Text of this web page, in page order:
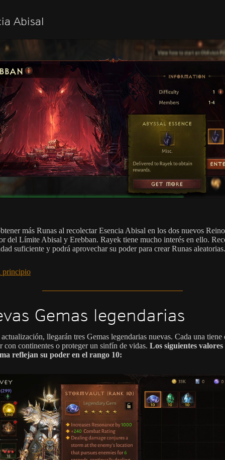
Abisal
más Runas al recolectar Esencia Abisal en los dos nuevos
del Límite Abisal y Erebban. Rayek tiene mucho interés en ello.
suficiente y podrá aprovechar su poder para crear Runas aleatorias.
principio
Gemas legendarias
llegarán tres Gemas legendarias nuevas. Cada una tiene
con continentes o proteger un sinfín de vidas. Los siguientes
reflejan su poder en el rango 10: